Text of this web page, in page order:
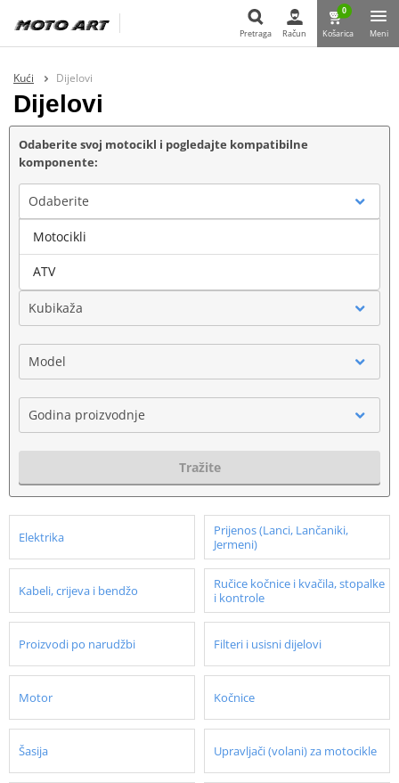
Pretraga Račun
0
Košarica Meni
Kući Dijelovi
Dijelovi
Odaberite svoj motocikl i pogledajte kompatibilne
komponente:
Odaberite
Marka
Kubikaža
Model
Godina proizvodnje
Tražite
Elektrika
Prijenos (Lanci, Lančaniki,
Jermeni)
Kabeli, crijeva i bendžo
Ručice kočnice i kvačila, stopalke
i kontrole
Proizvodi po narudžbi Filteri i usisni dijelovi
Motor Kočnice
Šasija Upravljači (volani) za motocikle
Motocikli
ATV